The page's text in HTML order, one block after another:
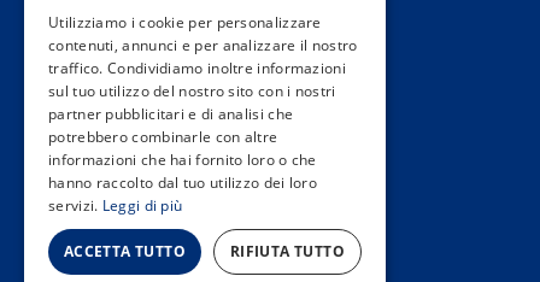
FAQ
Contatto
Hôpitaux Universitaires Genève
Université de Genève
SPANISH
GERMAN
PORTUGUESE
Utilizziamo i cookie per personalizzare
contenuti, annunci e per analizzare il nostro
traffico. Condividiamo inoltre informazioni
sul tuo utilizzo del nostro sito con i nostri
partner pubblicitari e di analisi che
potrebbero combinarle con altre
informazioni che hai fornito loro o che
hanno raccolto dal tuo utilizzo dei loro
servizi. Leggi di più
ACCETTA TUTTO RIFIUTA TUTTO